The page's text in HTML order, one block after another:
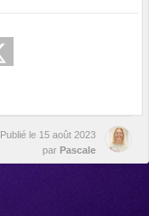
Publié le 15 août 2023
par Pascale